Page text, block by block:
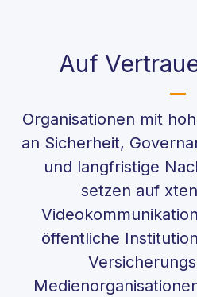
Auf
Organisationen mit
an Sicherheit,
und langfristige
setzen auf
öffentliche